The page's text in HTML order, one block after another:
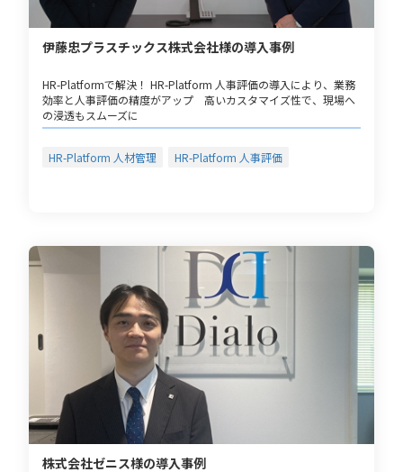
伊藤忠プラスチックス株式会社様の導入事例
HR-Platformで解決！ HR-Platform 人事評価の導入により、業務
効率と人事評価の精度がアップ 高いカスタマイズ性で、現場へ
の浸透もスムーズに
HR-Platform 人材管理 HR-Platform 人事評価
株式会社ゼニス様の導入事例